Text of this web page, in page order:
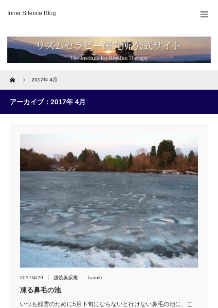
Inner Silence Blog
Home 2017年 4月
アーカイブ：2017年 4月
2017/4/29 越後奥寂庵 haruki
凍る鼻毛の池
いつも残雪のために5月下旬にならないと行けない鼻毛の池に、こ